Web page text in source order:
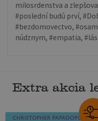
milosrdenstva a
#poslední budú prví,
#bezdomovectvo,
núdznym, #empatia,
Extra akcia